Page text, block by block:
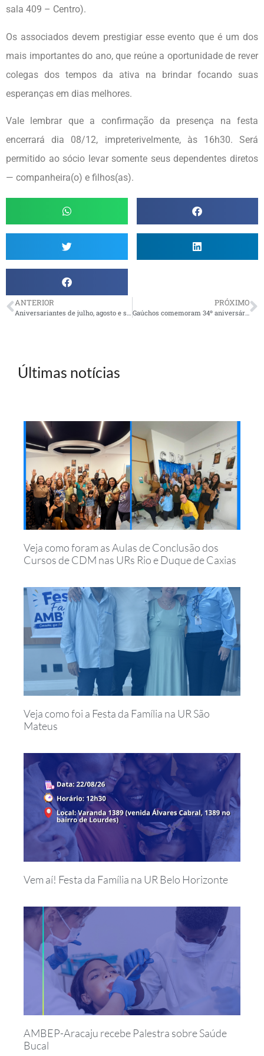
sala 409 – Centro).
Os associados devem prestigiar esse evento que é um dos
mais importantes do ano, que reúne a oportunidade de rever
colegas dos tempos da ativa na brindar focando suas
esperanças em dias melhores.
Vale lembrar que a confirmação da presença na festa
encerrará dia 08/12, impreterivelmente, às 16h30. Será
permitido ao sócio levar somente seus dependentes diretos
— companheira(o) e filhos(as).
ANTERIOR PRÓXIMO
Gaúchos comemoram 34º aniversário da AMBEP
Últimas notícias
Veja como foram as Aulas de Conclusão dos
Cursos de CDM nas URs Rio e Duque de Caxias
Veja como foi a Festa da Família na UR São
Mateus
Vem aí! Festa da Família na UR Belo Horizonte
AMBEP-Aracaju recebe Palestra sobre Saúde
Bucal